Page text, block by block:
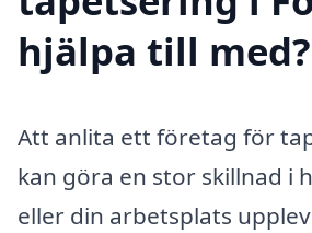
hjälpa till med?
Att anlita ett företag för
kan göra en stor skillnad i
eller din arbetsplats